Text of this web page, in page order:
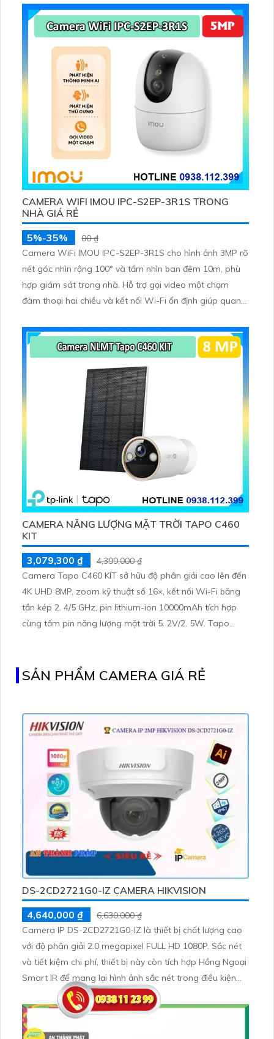
thẻ microSD lên đến 512GB
CAMERA WIFI IMOU IPC-S2EP-3R1S TRONG
NHÀ GIÁ RẺ
5%-35%
00 ₫
Camera WiFi IMOU IPC-S2EP-3R1S cho hình ảnh 3MP rõ
nét góc nhìn rộng 100° và tầm nhìn ban đêm 10m, phù
hợp giám sát trong nhà. Hỗ trợ gọi video một chạm
đàm thoại hai chiều và kết nối Wi-Fi ổn định giúp quan
256GB hoặc lưu đám mây dễ lắp đặt cho gia đình và văn
phòng nhỏ.
CAMERA NĂNG LƯỢNG MẶT TRỜI TAPO C460
KIT
3,079,300 ₫
4,399,000 ₫
Camera Tapo C460 KIT sở hữu độ phân giải cao lên đến
4K UHD 8MP, zoom kỹ thuật số 16×, kết nối Wi-Fi băng
tần kép 2. 4/5 GHz, pin lithium-ion 10000mAh tích hợp
cùng tấm pin năng lượng mặt trời 5. 2V/2. 5W. Tapo
SẢN PHẨM CAMERA GIÁ RẺ
DS-2CD2721G0-IZ CAMERA HIKVISION
4,640,000 ₫
6,630,000 ₫
Camera IP DS-2CD2721G0-IZ là thiết bị chất lượng cao
với độ phân giải 2.0 megapixel FULL HD 1080P. Sắc nét
và tiết kiệm chi phí, thiết bị này còn tích hợp Hồng Ngoại
Smart IR để mang lại hình ảnh sắc nét trong điều kiện
ánh sáng yếu với tầm nhìn xa đến 40m. Với thiết kế
Dome bằng kim loại và công nghệ IP, camera này không
chỉ đảm bảo chất lượng ảnh mà còn tích hợp khả năng